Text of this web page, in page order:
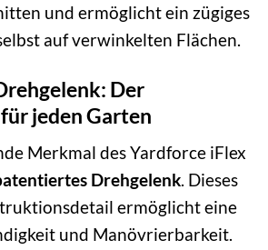
und ermöglicht ein zügiges
auf verwinkelten Flächen.
Der
jeden Garten
Merkmal des Yardforce iFlex
Drehgelenk. Dieses
ermöglicht eine
und Manövrierbarkeit.